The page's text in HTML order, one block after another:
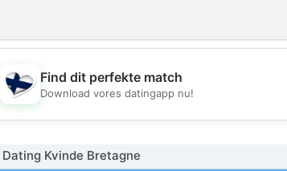
💖
Find dit perfekte match
Download vores datingapp nu!
Dating Kvinde Bretagne